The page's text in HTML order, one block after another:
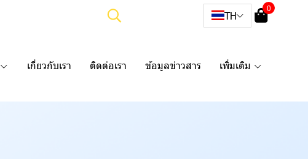
TH
0
เกี่ยวกับเรา ติดต่อเรา ข้อมูลข่าวสาร เพิ่มเติม